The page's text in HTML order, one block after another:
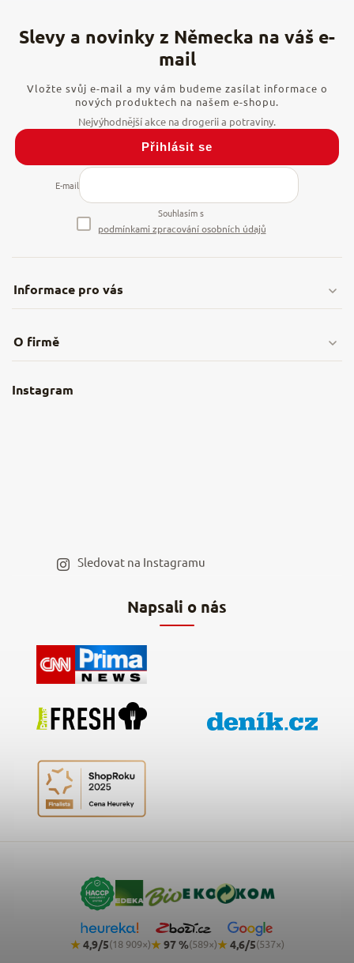
Informace pro vás
Obchodní podmínky
Nejčastější dotazy
Vložte svůj e-mail a my vám budeme zasílat informace o
nových produktech na našem e-shopu.
E-mail
Souhlasím s
podmínkami zpracování osobních údajů
Přihlásit se
Napsali o nás
Instagram
Sledovat na Instagramu
O firmě
Hodnocení obchodu
★4,9/5(18 909×)★97 %(589×)★4,6/5(537×)